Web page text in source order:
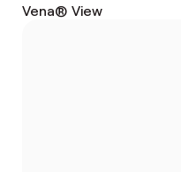
Vena® View